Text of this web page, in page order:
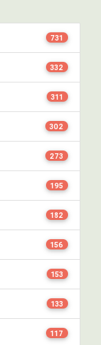
731
332
311
302
273
195
182
156
153
133
117